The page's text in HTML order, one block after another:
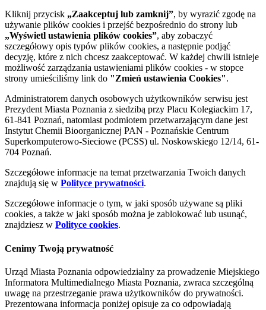
Kliknij przycisk „Zaakceptuj lub zamknij”, by wyrazić zgodę na
używanie plików cookies i przejść bezpośrednio do strony lub
„Wyświetl ustawienia plików cookies”, aby zobaczyć
szczegółowy opis typów plików cookies, a następnie podjąć
decyzję, które z nich chcesz zaakceptować. W każdej chwili istnieje
możliwość zarządzania ustawieniami plików cookies - w stopce
strony umieściliśmy link do "Zmień ustawienia Cookies".
Administratorem danych osobowych użytkowników serwisu jest
Prezydent Miasta Poznania z siedzibą przy Placu Kolegiackim 17,
61-841 Poznań, natomiast podmiotem przetwarzającym dane jest
Instytut Chemii Bioorganicznej PAN - Poznańskie Centrum
Superkomputerowo-Sieciowe (PCSS) ul. Noskowskiego 12/14, 61-
704 Poznań.
Szczegółowe informacje na temat przetwarzania Twoich danych
znajdują się w Polityce prywatności.
Szczegółowe informacje o tym, w jaki sposób używane są pliki
cookies, a także w jaki sposób można je zablokować lub usunąć,
znajdziesz w Polityce cookies.
Cenimy Twoją prywatność
Urząd Miasta Poznania odpowiedzialny za prowadzenie Miejskiego
Informatora Multimedialnego Miasta Poznania, zwraca szczególną
uwagę na przestrzeganie prawa użytkowników do prywatności.
Prezentowana informacja poniżej opisuje za co odpowiadają